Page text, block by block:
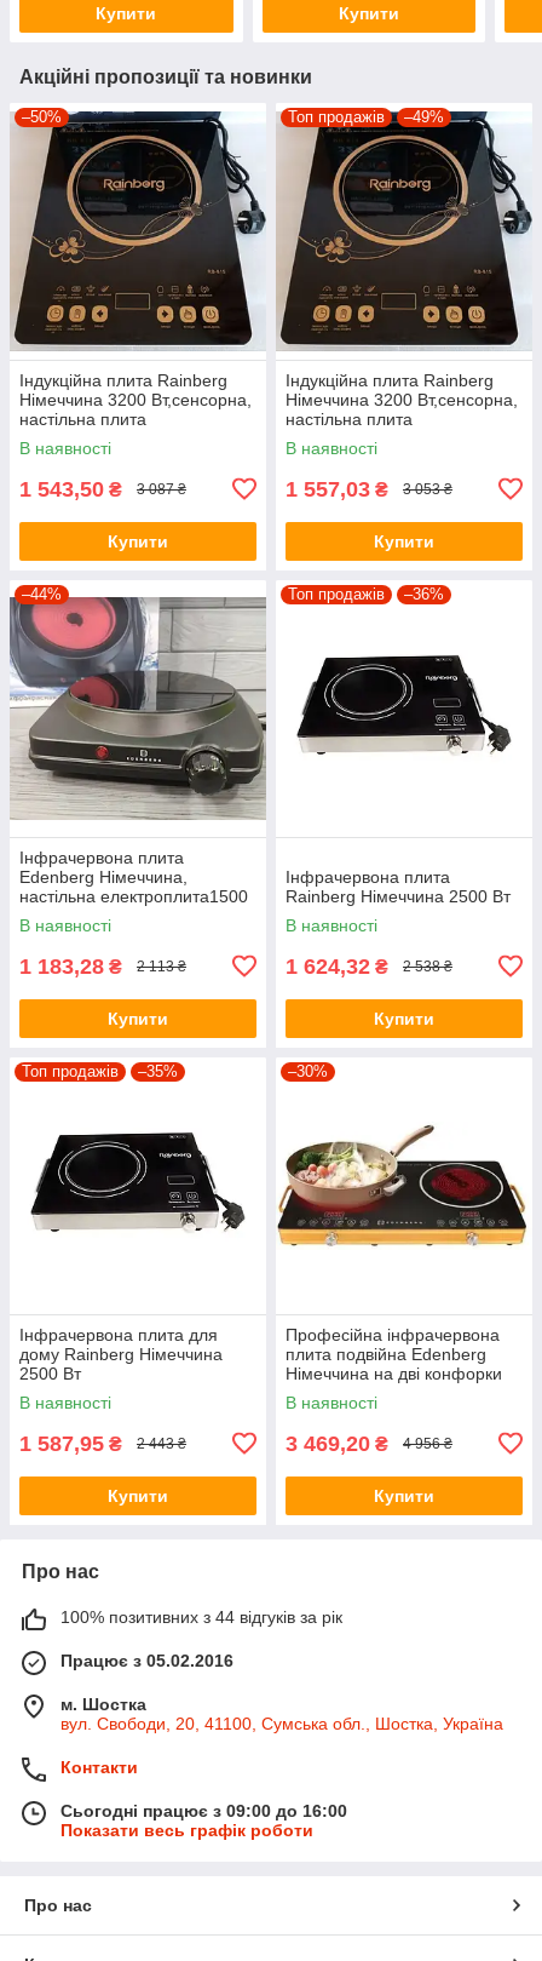
Купити Купити
Акційні пропозиції та новинки
–50%
Індукційна плита Rainberg
Німеччина 3200 Вт,сенсорна,
настільна плита
индукционная кухонна
В наявності
1 543,50 ₴ 3 087 ₴
Купити
Топ продажів –49%
Індукційна плита Rainberg
Німеччина 3200 Вт,сенсорна,
настільна плита
индукционная кухонна
В наявності
1 557,03 ₴ 3 053 ₴
Купити
–44%
Інфрачервона плита
Edenberg Німеччина,
настільна електроплита1500
Вт будь-який посуд
В наявності
1 183,28 ₴ 2 113 ₴
Купити
Топ продажів –36%
Інфрачервона плита
Rainberg Німеччина 2500 Вт
В наявності
1 624,32 ₴ 2 538 ₴
Купити
Топ продажів –35%
Інфрачервона плита для
дому Rainberg Німеччина
2500 Вт
В наявності
1 587,95 ₴ 2 443 ₴
Купити
–30%
Професійна інфрачервона
плита подвійна Edenberg
Німеччина на дві конфорки
Будь-яка Посуду КОД YU 859
В наявності
3 469,20 ₴ 4 956 ₴
Купити
Про нас
100% позитивних з 44 відгуків за рік
Працює з 05.02.2016
м. Шостка
вул. Свободи, 20, 41100, Сумська обл., Шостка, Україна
Контакти
Сьогодні працює з 09:00 до 16:00
Показати весь графік роботи
Про нас